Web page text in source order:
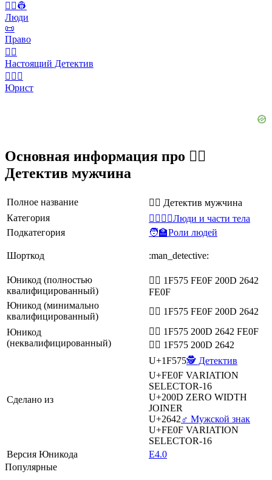
👨‍✈️👷
Люди
📜
Право
🕵️‍♂️
Настоящий Детектив
🧑‍⚖️‍📝
Юрист
Основная информация про 🕵️‍♂️
Детектив мужчина
Полное название
🕵️‍♂️ Детектив мужчина
Категория
👩‍❤️‍💋‍👨Люди и части тела
Подкатегория
🧑‍🏫Роли людей
Шорткод :man_detective:
Юникод (полностью
квалифицированный)
🕵️‍♂️ 1F575 FE0F 200D 2642
FE0F
Юникод (минимально
квалифицированный)
🕵️‍♂ 1F575 FE0F 200D 2642
Юникод
(неквалифицированный)
🕵‍♂️ 1F575 200D 2642 FE0F
🕵‍♂ 1F575 200D 2642
Сделано из
U+1F575🕵️ Детектив
U+FE0F VARIATION
SELECTOR-16
U+200D ZERO WIDTH
JOINER
U+2642♂️ Мужской знак
U+FE0F VARIATION
SELECTOR-16
Версия Юникода
E4.0
Популярные